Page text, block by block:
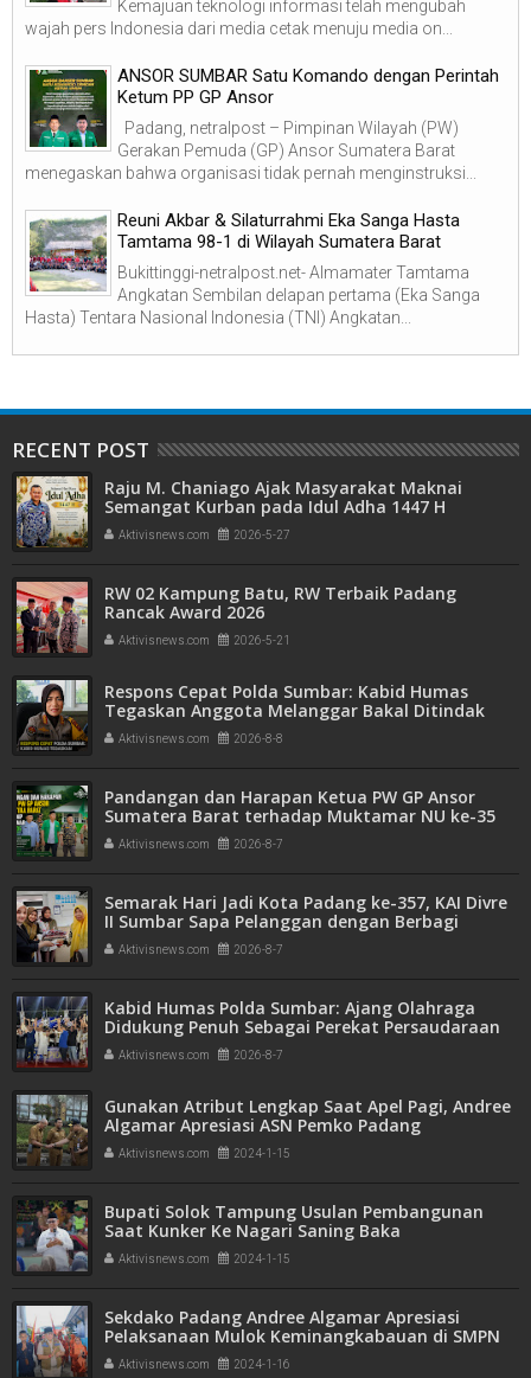
Kemajuan teknologi informasi telah mengubah
wajah pers Indonesia dari media cetak menuju media on...
ANSOR SUMBAR Satu Komando dengan Perintah
Ketum PP GP Ansor
Padang, netralpost – Pimpinan Wilayah (PW)
Gerakan Pemuda (GP) Ansor Sumatera Barat
menegaskan bahwa organisasi tidak pernah menginstruksi...
Reuni Akbar & Silaturrahmi Eka Sanga Hasta
Tamtama 98-1 di Wilayah Sumatera Barat
Bukittinggi-netralpost.net- Almamater Tamtama
Angkatan Sembilan delapan pertama (Eka Sanga
Hasta) Tentara Nasional Indonesia (TNI) Angkatan...
RECENT POST
Raju M. Chaniago Ajak Masyarakat Maknai
Semangat Kurban pada Idul Adha 1447 H
Aktivisnews.com 2026-5-27
RW 02 Kampung Batu, RW Terbaik Padang
Rancak Award 2026
Aktivisnews.com 2026-5-21
Respons Cepat Polda Sumbar: Kabid Humas
Tegaskan Anggota Melanggar Bakal Ditindak
Tegas
Aktivisnews.com 2026-8-8
Pandangan dan Harapan Ketua PW GP Ansor
Sumatera Barat terhadap Muktamar NU ke-35
Aktivisnews.com 2026-8-7
Semarak Hari Jadi Kota Padang ke-357, KAI Divre
II Sumbar Sapa Pelanggan dengan Berbagi
Apresiasi di Stasiun Padang
Aktivisnews.com 2026-8-7
Kabid Humas Polda Sumbar: Ajang Olahraga
Didukung Penuh Sebagai Perekat Persaudaraan
dan Kamtibmas
Aktivisnews.com 2026-8-7
Gunakan Atribut Lengkap Saat Apel Pagi, Andree
Algamar Apresiasi ASN Pemko Padang
Aktivisnews.com 2024-1-15
Bupati Solok Tampung Usulan Pembangunan
Saat Kunker Ke Nagari Saning Baka
Aktivisnews.com 2024-1-15
Sekdako Padang Andree Algamar Apresiasi
Pelaksanaan Mulok Keminangkabauan di SMPN
12Aktivisnews.com 2024-1-16